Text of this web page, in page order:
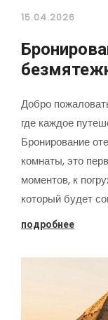
15.04.2026
Добро
где каждое
Бронирование
комнаты, это
моментов, к
который будет
подробнее